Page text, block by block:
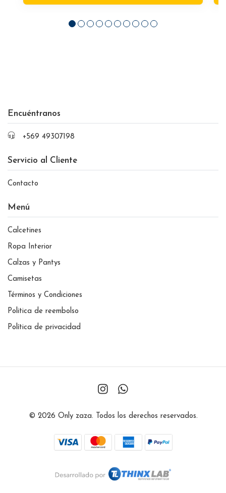
Encuéntranos
+569 49307198
Servicio al Cliente
Contacto
Menú
Calcetines
Ropa Interior
Calzas y Pantys
Camisetas
Términos y Condiciones
Politica de reembolso
Política de privacidad
© 2026 Only zaza. Todos los derechos reservados.